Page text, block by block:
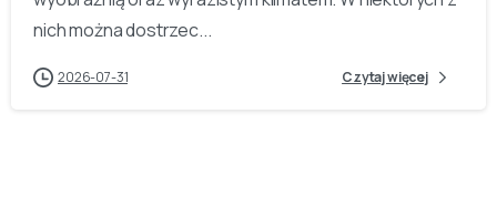
nich można dostrzec...
2026-07-31 Czytaj więcej